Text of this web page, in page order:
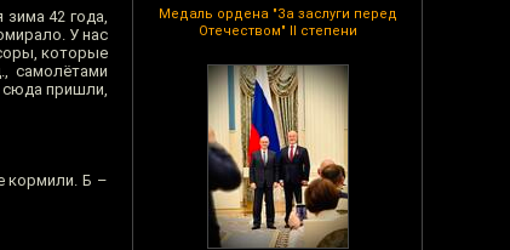
Медаль ордена "За заслуги перед
Отечеством" II степени
зима 42 года,
У нас
которые
самолётами
сюда пришли,
кормили. Б –